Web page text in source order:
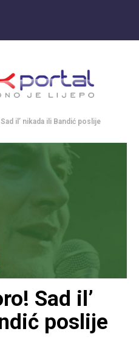
il’ nikada ili Bandić poslije
Sad il’
poslije